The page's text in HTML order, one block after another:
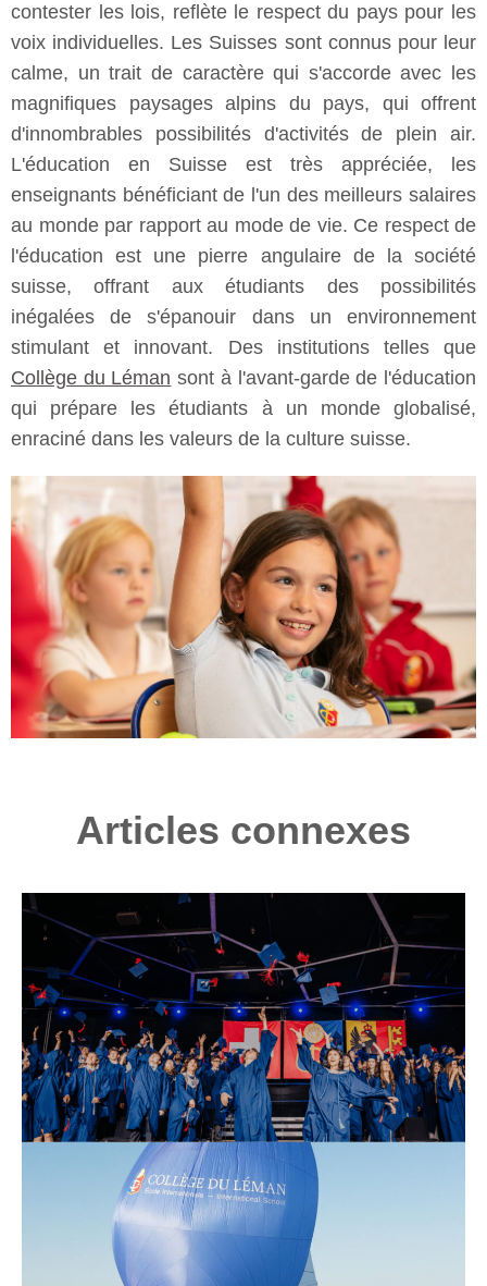
contester les lois, reflète le respect du pays pour les
voix individuelles. Les Suisses sont connus pour leur
calme, un trait de caractère qui s'accorde avec les
magnifiques paysages alpins du pays, qui offrent
d'innombrables possibilités d'activités de plein air.
L'éducation en Suisse est très appréciée, les
enseignants bénéficiant de l'un des meilleurs salaires
au monde par rapport au mode de vie. Ce respect de
l'éducation est une pierre angulaire de la société
suisse, offrant aux étudiants des possibilités
inégalées de s'épanouir dans un environnement
stimulant et innovant. Des institutions telles que
Collège du Léman sont à l'avant-garde de l'éducation
qui prépare les étudiants à un monde globalisé,
enraciné dans les valeurs de la culture suisse.
Articles connexes